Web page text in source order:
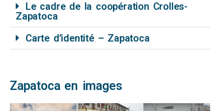
Le cadre de la coopération Crolles-
Zapatoca
Carte d’identité – Zapatoca
Zapatoca en images